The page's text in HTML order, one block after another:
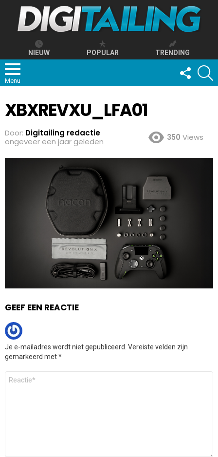
NIEUW POPULAR TRENDING
Menu
FOLLOW
US
XBXREVXU_LFA01
Door: Digitailing redactie
ongeveer een jaar geleden
350 Views
GEEF EEN REACTIE
Je e-mailadres wordt niet gepubliceerd. Vereiste velden zijn
gemarkeerd met*
Reactie